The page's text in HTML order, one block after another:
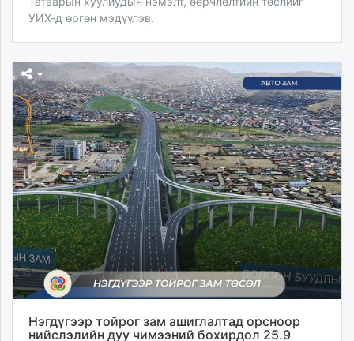
УИХ-д өргөн мэдүүлэв.
Нэгдүгээр тойрог зам ашиглалтад орсноор
нийслэлийн дуу чимээний бохирдол 25.9